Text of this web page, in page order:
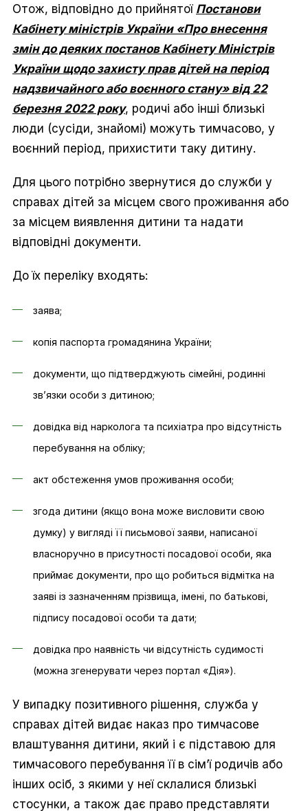
Отож, відповідно до прийнятої Постанови
Кабінету міністрів України «Про внесення
змін до деяких постанов Кабінету Міністрів
України щодо захисту прав дітей на період
надзвичайного або воєнного стану» від 22
березня 2022 року, родичі або інші близькі
люди (сусіди, знайомі) можуть тимчасово, у
воєнний період, прихистити таку дитину.
Для цього потрібно звернутися до служби у
справах дітей за місцем свого проживання або
за місцем виявлення дитини та надати
відповідні документи.
До їх переліку входять:
заява;
копія паспорта громадянина України;
документи, що підтверджують сімейні, родинні
зв’язки особи з дитиною;
довідка від нарколога та психіатра про відсутність
перебування на обліку;
акт обстеження умов проживання особи;
згода дитини (якщо вона може висловити свою
думку) у вигляді її письмової заяви, написаної
власноручно в присутності посадової особи, яка
приймає документи, про що робиться відмітка на
заяві із зазначенням прізвища, імені, по батькові,
підпису посадової особи та дати;
довідка про наявність чи відсутність судимості
(можна згенерувати через портал «Дія»).
У випадку позитивного рішення, служба у
справах дітей видає наказ про тимчасове
влаштування дитини, який і є підставою для
тимчасового перебування її в сім’ї родичів або
інших осіб, з якими у неї склалися близькі
стосунки, а також дає право представляти